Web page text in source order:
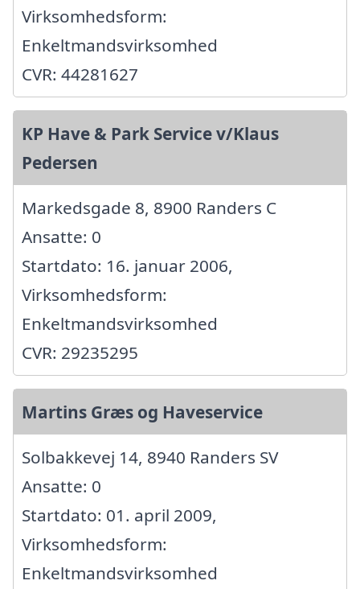
Virksomhedsform:
Enkeltmandsvirksomhed
CVR: 44281627
KP Have & Park Service v/Klaus
Pedersen
Markedsgade 8, 8900 Randers C
Ansatte: 0
Startdato: 16. januar 2006,
Virksomhedsform:
Enkeltmandsvirksomhed
CVR: 29235295
Martins Græs og Haveservice
Solbakkevej 14, 8940 Randers SV
Ansatte: 0
Startdato: 01. april 2009,
Virksomhedsform:
Enkeltmandsvirksomhed